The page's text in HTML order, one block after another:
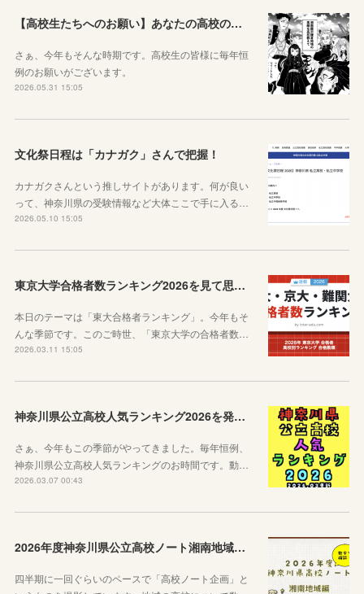
【高校生たちへのお願い】あなたの高校の魅力を教えてください。
さぁ、今年もそんな時期です。高校生の皆様に毎年恒
例のお願いがございます。
2026.05.31 15:05
文化祭日程は「カナガク」さんで把握！
カナガクさんという推しサイトがあります。何が良い
って、神奈川県の受験情報など大体ここで手に入る…
2026.05.10 15:05
東京大学合格者数ランキング2026を見て思うこと
本日のテーマは「東大合格者ランキング」。今年もそ
んな季節です。このご時世、「東京大学の合格者数…
2026.03.11 15:05
神奈川県公立高校人気ランキング2026を発表します！
さぁ、今年もこの季節がやってきました。毎年恒例、
神奈川県公立高校人気ランキングのお時間です。動…
2026.03.07 00:43
2026年度神奈川県公立高校ノート湘南地域編を公開します！
四半期に一回ぐらいのペースで「高校ノート企画」と